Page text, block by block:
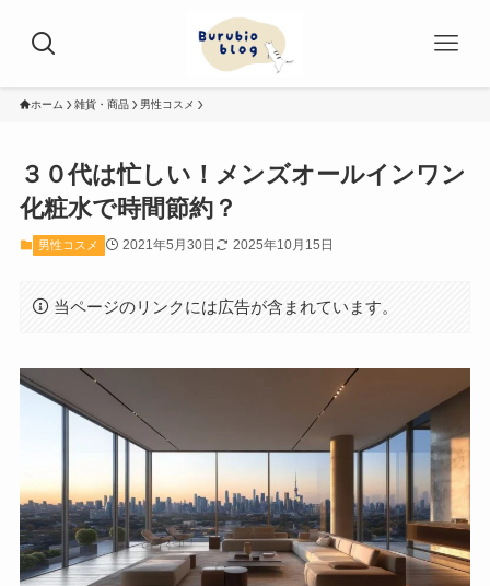
ホーム 雑貨・商品 男性コスメ
３０代は忙しい！メンズオールインワン
化粧水で時間節約？
男性コスメ 2021年5月30日 2025年10月15日
当ページのリンクには広告が含まれています。